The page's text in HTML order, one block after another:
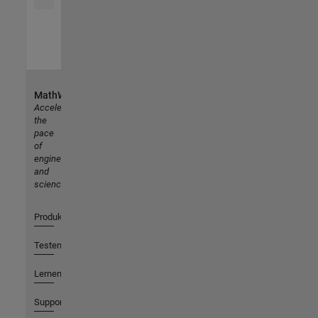
MathWorks
Accelerating
the
pace
of
engineering
and
science
Produkte
Testen oder Kaufen
Lernen
Support